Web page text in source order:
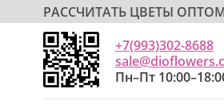
РАССЧИТАТЬ ЦВЕТЫ
+7(993)302-8688
Пн–Пт